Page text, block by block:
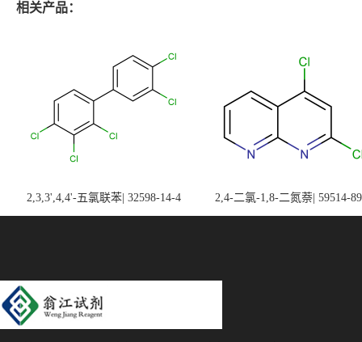
相关产品：
2,3,3',4,4'-五氯联苯| 32598-14-4 2,4-二氯-1,8-二氮萘| 59514-